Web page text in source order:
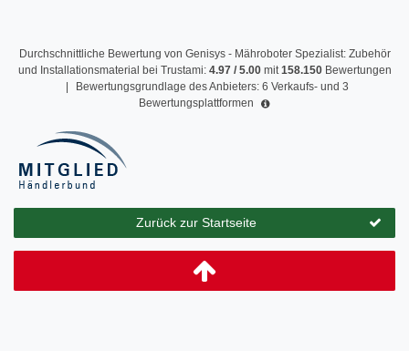
Durchschnittliche Bewertung von Genisys - Mähroboter Spezialist: Zubehör
und Installationsmaterial bei Trustami: 4.97/ 5.00mit 158.150 Bewertungen
|
Bewertungsgrundlage des Anbieters: 6 Verkaufs- und 3
Bewertungsplattformen
Zurück zur Startseite